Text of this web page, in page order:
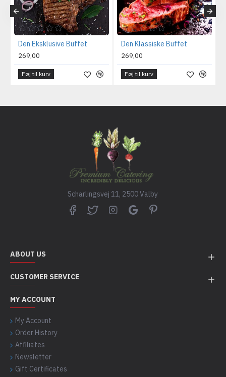
Den Eksklusive Buffet
269,00
Føj til kurv
Den Klassiske Buffet
269,00
Føj til kurv
Scharlingsvej 11, 2500 Valby
ABOUT US
CUSTOMER SERVICE
MY ACCOUNT
My Account
Order History
Affiliates
Newsletter
Gift Certificates